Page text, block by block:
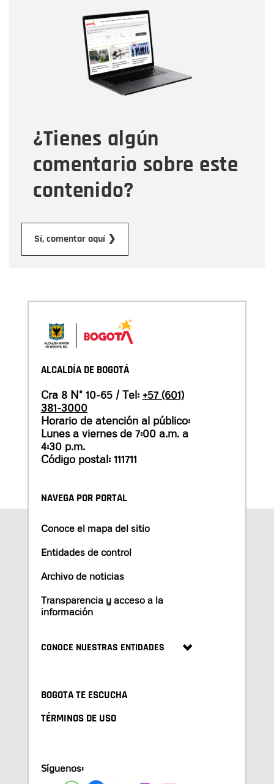
¿Tienes algún
comentario sobre este
contenido?
Sí, comentar aquí ❯
Correo electrónico
Tipo de comentario
Mensaje
ALCALDÍA DE BOGOTÁ
Cra 8 N° 10-65 / Tel: +57 (601)
381-3000
Horario de atención al público:
Lunes a viernes de 7:00 a.m. a
4:30 p.m.
Código postal: 111711
NAVEGA POR PORTAL
Conoce el mapa del sitio
Entidades de control
Archivo de noticias
Transparencia y acceso a la
información
CONOCE NUESTRAS ENTIDADES
BOGOTA TE ESCUCHA
TÉRMINOS DE USO
Síguenos: